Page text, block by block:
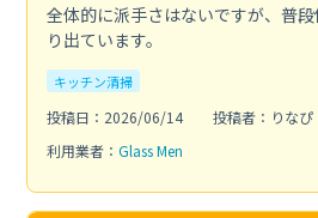
全体的に派手さはないですが、普
り出ています。
キッチン清掃
投稿日：2026/06/14
投稿者：りなぴ
利用業者： Glass Men